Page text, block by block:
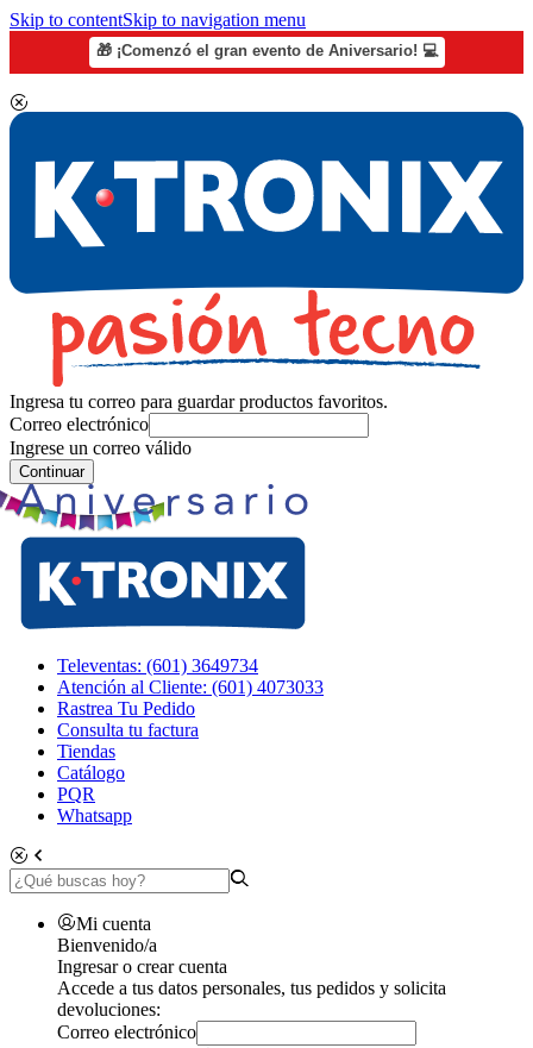
Skip to contentSkip to navigation menu
🎁 ¡Comenzó el gran evento de Aniversario! 💻
Ingresa tu correo para guardar productos favoritos.
Correo electrónico
Ingrese un correo válido
Continuar
Televentas: (601) 3649734
Atención al Cliente: (601) 4073033
Rastrea Tu Pedido
Consulta tu factura
Tiendas
Catálogo
PQR
Whatsapp
Mi cuenta
Bienvenido/a
Ingresar o crear cuenta
Accede a tus datos personales, tus pedidos y solicita
devoluciones:
Correo electrónico